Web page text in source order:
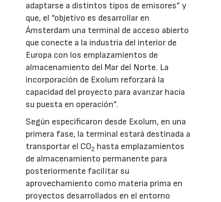
adaptarse a distintos tipos de emisores” y
que, el “objetivo es desarrollar en
Ámsterdam una terminal de acceso abierto
que conecte a la industria del interior de
Europa con los emplazamientos de
almacenamiento del Mar del Norte. La
incorporación de Exolum reforzará la
capacidad del proyecto para avanzar hacia
su puesta en operación”.
Según especificaron desde Exolum, en una
primera fase, la terminal estará destinada a
transportar el CO2 hasta emplazamientos
de almacenamiento permanente para
posteriormente facilitar su
aprovechamiento como materia prima en
proyectos desarrollados en el entorno